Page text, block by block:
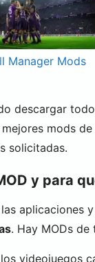
Manager Mods
descargar
mods
solicitadas.
y para
aplicaciones
. Hay MODs
videojuegos